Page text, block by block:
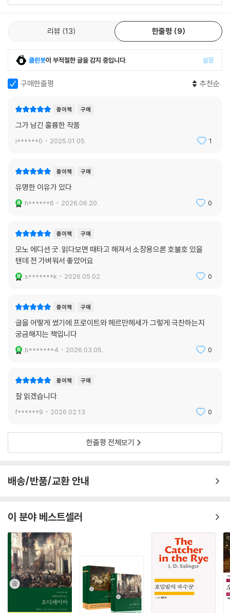
도스토옙스키 연보 3
리뷰 13 한줄평 9
클린봇이 부적절한 글을 감지 중입니다. 설정
구매한줄평 추천순
종이책 구매
그가 남긴 훌륭한 작품
i******0 2025.01.05. 1
종이책 구매
유명한 이유가 있다
h******6 2026.06.20. 0
종이책 구매
모노 에디션 굿. 읽다보면 때타고 해져서 소장용으론 호불호 있을
텐데 전 가벼워서 좋았어요
s*******k 2026.05.02. 0
종이책 구매
글을 어떻게 썼기에 프로이트와 헤르만헤세가 그렇게 극찬하는지
궁금해지는 책입니다
b*******4 2026.03.05. 0
종이책 구매
잘 읽겠습니다.
f******9 2026.02.13. 0
한줄평 전체보기
배송/반품/교환 안내
이 분야 베스트셀러